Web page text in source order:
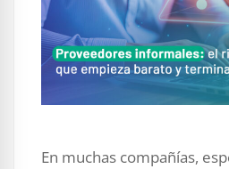
En muchas compañías,